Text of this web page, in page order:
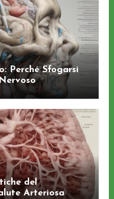
Perché Sfogarsi
del
Arteriosa